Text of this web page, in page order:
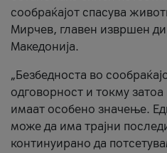
сообраќајот спасува
Мирчев, главен извршен
Македонија.
„Безбедноста во
одговорност и токму
имаат особено значење.
може да има трајни
континуирано да